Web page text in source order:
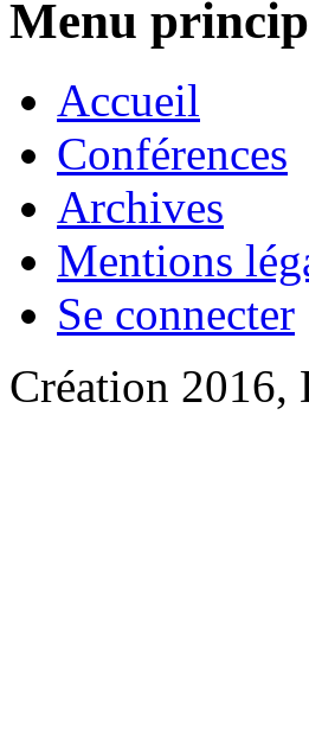
Menu
Accueil
Conférences
Archives
Mentions
Se connecter
Création 2016,